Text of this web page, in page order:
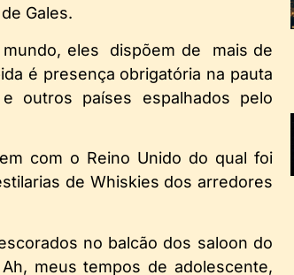
Gales.
eles dispõem de mais de
é presença obrigatória na pauta
outros países espalhados pelo
com o Reino Unido do qual foi
de Whiskies dos arredores
no balcão dos saloon do
meus tempos de adolescente,